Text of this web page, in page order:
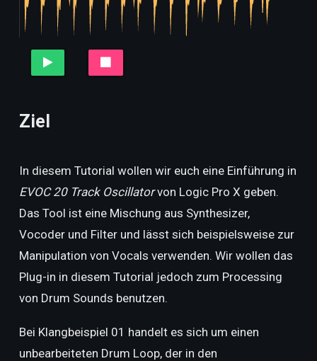
Ziel
In diesem Tutorial wollen wir euch eine Einführung in
EVOC 20 Track Oscillatorvon Logic Pro X geben.
Das Tool ist eine Mischung aus Synthesizer,
Vocoder und Filter und lässt sich beispielsweise zur
Manipulation von Vocals verwenden. Wir wollen das
Plug-in in diesem Tutorial jedoch zum Processing
von Drum Sounds benutzen.
Bei Klangbeispiel 01 handelt es sich um einen
unbearbeiteten Drum Loop, der in den